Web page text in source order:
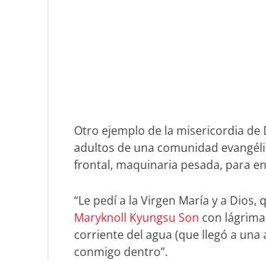
Otro ejemplo de la misericordia de
adultos de una comunidad
frontal, maquinaria pesada, para
“Le pedí a la Virgen María y a
Maryknoll Kyungsu Son con
corriente del agua (que llegó a
conmigo dentro”.